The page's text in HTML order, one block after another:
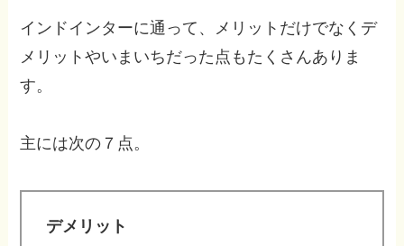
インドインターに通って、メリットだけでなくデ
メリットやいまいちだった点もたくさんありま
す。
主には次の７点。
デメリット